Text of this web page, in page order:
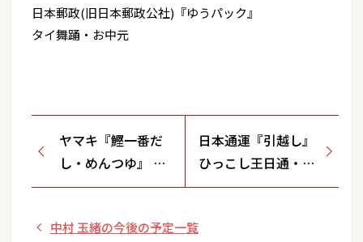
日本郵政(旧日本郵政公社)『ゆうパック』
タイ舞踊・お中元
ヤマキ『鰹一番だ
し・めんつゆ』 う
ちのパパは一番好
中
日本通運『引越し』
ひっこし王日通・デ
ィズニーリゾート
中村 玉緒の今後の予定一覧